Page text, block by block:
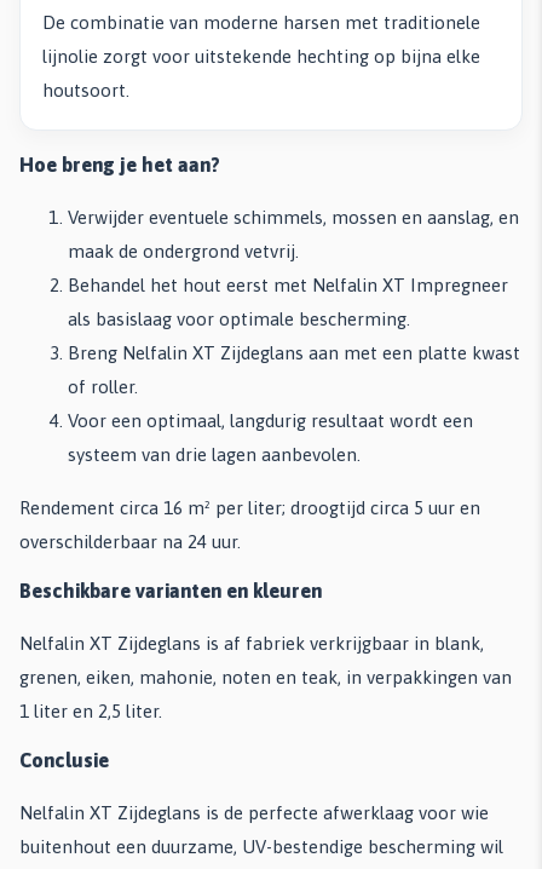
De combinatie van moderne harsen met traditionele
lijnolie zorgt voor uitstekende hechting op bijna elke
houtsoort.
Hoe breng je het aan?
Verwijder eventuele schimmels, mossen en aanslag, en
maak de ondergrond vetvrij.
Behandel het hout eerst met Nelfalin XT Impregneer
als basislaag voor optimale bescherming.
Breng Nelfalin XT Zijdeglans aan met een platte kwast
of roller.
Voor een optimaal, langdurig resultaat wordt een
systeem van drie lagen aanbevolen.
Rendement circa 16 m² per liter; droogtijd circa 5 uur en
overschilderbaar na 24 uur.
Beschikbare varianten en kleuren
Nelfalin XT Zijdeglans is af fabriek verkrijgbaar in blank,
grenen, eiken, mahonie, noten en teak, in verpakkingen van
1 liter en 2,5 liter.
Conclusie
Nelfalin XT Zijdeglans is de perfecte afwerklaag voor wie
buitenhout een duurzame, UV-bestendige bescherming wil